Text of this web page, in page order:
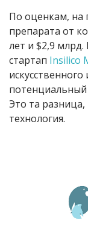
По оценкам, на
препарата от
лет и $2,9
стартап Insilico
потенциальный
Это та
технология.